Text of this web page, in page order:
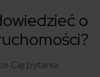
o
Cię pytania